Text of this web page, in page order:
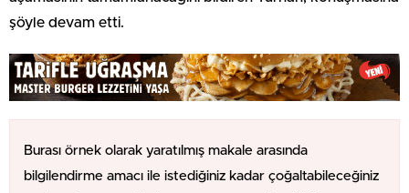
şöyle devam etti.
Burası örnek olarak yaratılmış makale arasında
bilgilendirme amacı ile istediğiniz kadar çoğaltabileceğiniz